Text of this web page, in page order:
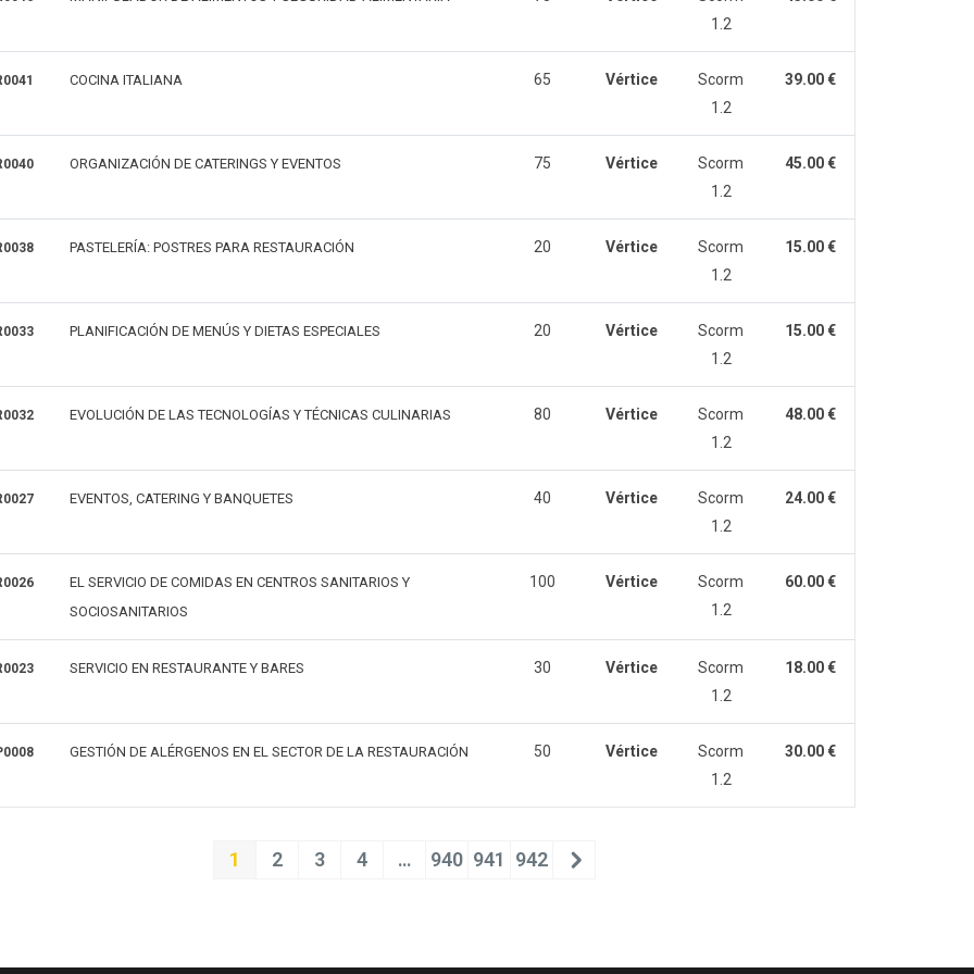
1.2
COCINA ITALIANA 65 Vértice
Scorm
1.2
39.00 €
ORGANIZACIÓN DE CATERINGS Y EVENTOS 75 Vértice
Scorm
1.2
45.00 €
PASTELERÍA: POSTRES PARA RESTAURACIÓN 20 Vértice
Scorm
1.2
15.00 €
PLANIFICACIÓN DE MENÚS Y DIETAS ESPECIALES 20 Vértice
Scorm
1.2
15.00 €
EVOLUCIÓN DE LAS TECNOLOGÍAS Y TÉCNICAS CULINARIAS 80 Vértice
Scorm
1.2
48.00 €
EVENTOS, CATERING Y BANQUETES 40 Vértice
Scorm
1.2
24.00 €
EL SERVICIO DE COMIDAS EN CENTROS SANITARIOS Y
SOCIOSANITARIOS
100 Vértice
Scorm
1.2
60.00 €
SERVICIO EN RESTAURANTE Y BARES 30 Vértice
Scorm
1.2
18.00 €
GESTIÓN DE ALÉRGENOS EN EL SECTOR DE LA RESTAURACIÓN 50 Vértice
Scorm
1.2
30.00 €
1 2 3 4 … 940 941 942